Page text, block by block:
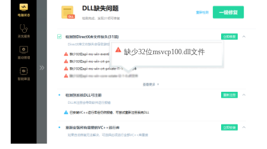
缺少32位msvcp100.dll文件